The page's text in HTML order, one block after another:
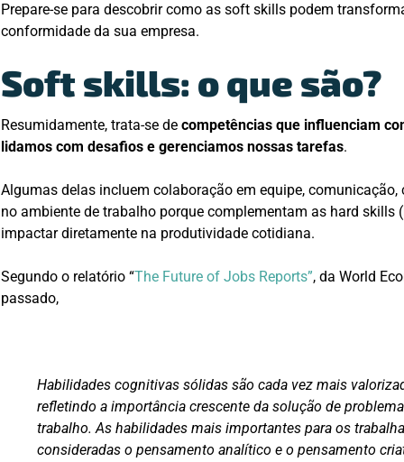
Prepare-se para descobrir como as soft skills podem
conformidade da sua empresa.
Soft skills: o que são?
Resumidamente, trata-se de competências que influenciam
lidamos com desafios e gerenciamos nossas tarefas.
Algumas delas incluem colaboração em equipe,
no ambiente de trabalho porque complementam as hard skills
impactar diretamente na produtividade cotidiana.
Segundo o relatório “The Future of Jobs Reports”, da World
passado,
Habilidades cognitivas sólidas são cada vez mais
refletindo a importância crescente da solução de
trabalho. As habilidades mais importantes para os
consideradas o pensamento analítico e o pensamento